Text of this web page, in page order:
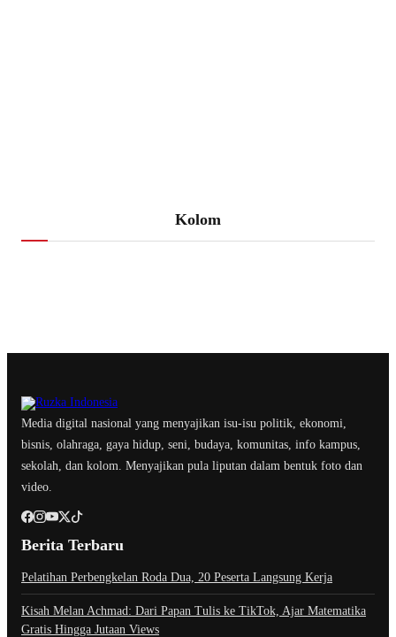
Kolom
Media digital nasional yang menyajikan isu-isu politik, ekonomi,
bisnis, olahraga, gaya hidup, seni, budaya, komunitas, info kampus,
sekolah, dan kolom. Menyajikan pula liputan dalam bentuk foto dan
video.
Berita Terbaru
Pelatihan Perbengkelan Roda Dua, 20 Peserta Langsung Kerja
Kisah Melan Achmad: Dari Papan Tulis ke TikTok, Ajar Matematika
Gratis Hingga Jutaan Views